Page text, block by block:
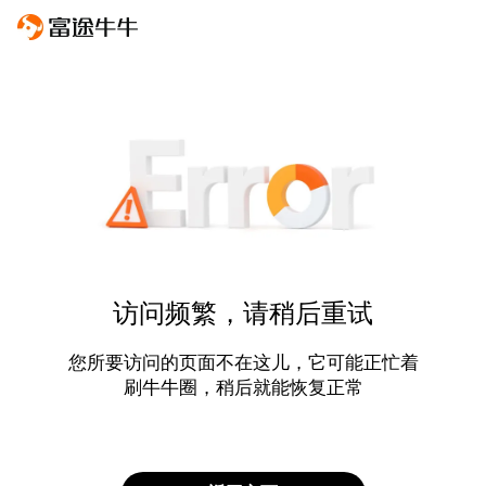
访问频繁，请稍后重试
您所要访问的页面不在这儿，它可能正忙着
刷牛牛圈，稍后就能恢复正常